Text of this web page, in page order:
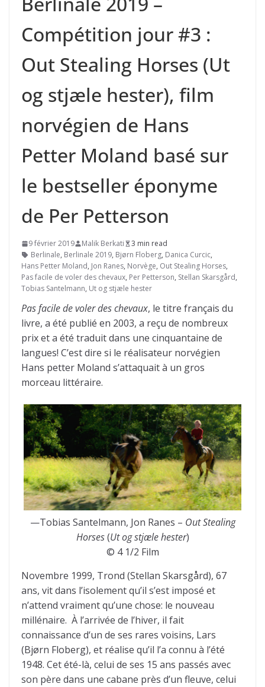
Compétition jour #3 :
Out Stealing Horses (Ut
og stjæle hester), film
norvégien de Hans
Petter Moland basé sur
le bestseller éponyme
de Per Petterson
9 février 2019 Malik Berkati
3 min read
Berlinale, Berlinale 2019, Bjørn Floberg, Danica Curcic,
Hans Petter Moland, Jon Ranes, Norvège, Out Stealing Horses,
Pas facile de voler des chevaux, Per Petterson, Stellan Skarsgård,
Tobias Santelmann, Ut og stjæle hester
Pas facile de voler des chevaux, le titre français du
livre, a été publié en 2003, a reçu de nombreux
prix et a été traduit dans une cinquantaine de
langues! C’est dire si le réalisateur norvégien
Hans petter Moland s’attaquait à un gros
morceau littéraire.
—Tobias Santelmann, Jon Ranes – Out Stealing
Horses(Ut og stjæle hester)
© 4 1/2 Film
Novembre 1999, Trond (Stellan Skarsgård), 67
ans, vit dans l’isolement qu’il s’est imposé et
n’attend vraiment qu’une chose: le nouveau
millénaire. À l’arrivée de l’hiver, il fait
connaissance d‘un de ses rares voisins, Lars
(Bjørn Floberg), et réalise qu’il l’a connu à l’été
1948. Cet été-là, celui de ses 15 ans passés avec
son père dans une cabane près d’un fleuve, celui